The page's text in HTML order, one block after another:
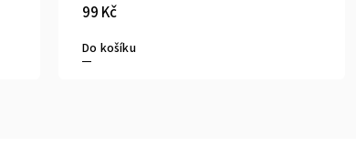
99 Kč
Do košíku